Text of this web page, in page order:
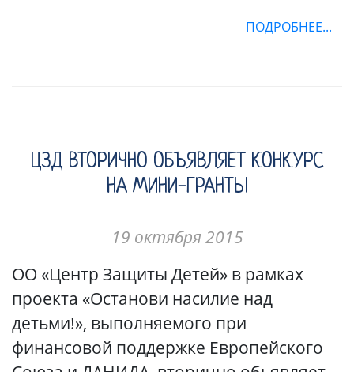
ПОДРОБНЕЕ...
ЦЗД ВТОРИЧНО ОБЪЯВЛЯЕТ КОНКУРС
НА МИНИ-ГРАНТЫ
19 октября 2015
ОО «Центр Защиты Детей» в рамках
проекта «Останови насилие над
детьми!», выполняемого при
финансовой поддержке Европейского